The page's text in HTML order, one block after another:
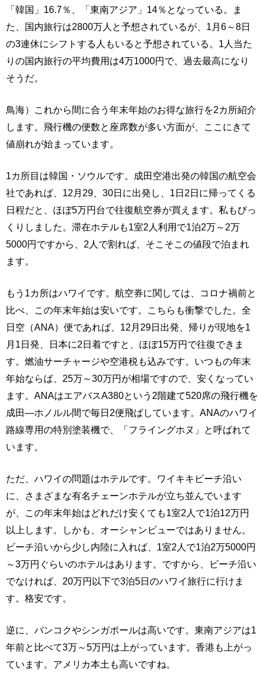
「韓国」16.7％、「東南アジア」14％となっている。ま
た、国内旅行は2800万人と予想されているが、1月6～8日
の3連休にシフトする人もいると予想されている。1人当た
りの国内旅行の平均費用は4万1000円で、過去最高になり
そうだ。
鳥海）これから間に合う年末年始のお得な旅行を2カ所紹介
します。飛行機の便数と座席数が多い方面が、ここにきて
値崩れが始まっています。
1カ所目は韓国・ソウルです。成田空港出発の韓国の航空会
社であれば、12月29、30日に出発し、1日2日に帰ってくる
日程だと、ほぼ5万円台で往復航空券が買えます。私もびっ
くりしました。滞在ホテルも1室2人利用で1泊2万～2万
5000円ですから、2人で割れば、そこそこの値段で泊まれ
ます。
もう1カ所はハワイです。航空券に関しては、コロナ禍前と
比べ、この年末年始は安いです。こちらも衝撃でした。全
日空（ANA）便であれば、12月29日出発、帰りが現地を1
月1日発、日本に2日着ですと、ほぼ15万円で往復できま
す。燃油サーチャージや空港税も込みです。いつもの年末
年始ならば、25万～30万円が相場ですので、安くなってい
ます。ANAはエアバスA380という2階建て520席の飛行機を
成田―ホノルル間で毎日2便飛ばしています。ANAのハワイ
路線専用の特別塗装機で、「フライングホヌ」と呼ばれて
います。
ただ、ハワイの問題はホテルです。ワイキキビーチ沿い
に、さまざまな有名チェーンホテルが立ち並んでいます
が、この年末年始はどれだけ安くても1室2人で1泊12万円
以上します。しかも、オーシャンビューではありません。
ビーチ沿いから少し内陸に入れば、1室2人で1泊2万5000円
～3万円ぐらいのホテルはあります。ですから、ビーチ沿い
でなければ、20万円以下で3泊5日のハワイ旅行に行けま
す。格安です。
逆に、バンコクやシンガポールは高いです。東南アジアは1
年前と比べて3万～5万円は上がっています。香港も上がっ
ています。アメリカ本土も高いですね。